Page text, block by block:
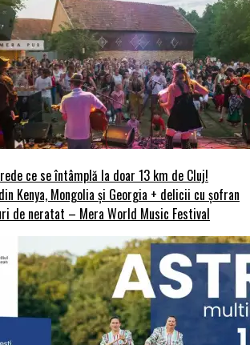
ce se întâmplă la doar 13 km de Cluj!
Kenya, Mongolia și Georgia + delicii cu șofran
de neratat – Mera World Music Festival